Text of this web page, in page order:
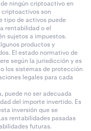
ningún criptoactivo en
criptoactivos son
tipo de activos puede
rentabilidad o el
sujetos a impuestos.
productos y
El estado normativo de
según la jurisdicción y es
los sistemas de protección
legales para cada
puede no ser adecuada
del importe invertido. Es
inversión que se
rentabilidades pasadas
futuras.